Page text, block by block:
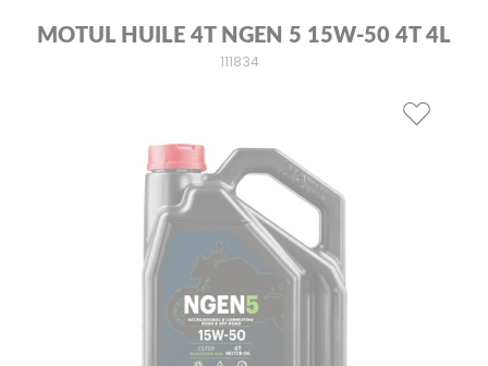
MOTUL HUILE 4T NGEN 5 15W-50 4T 4L
111834